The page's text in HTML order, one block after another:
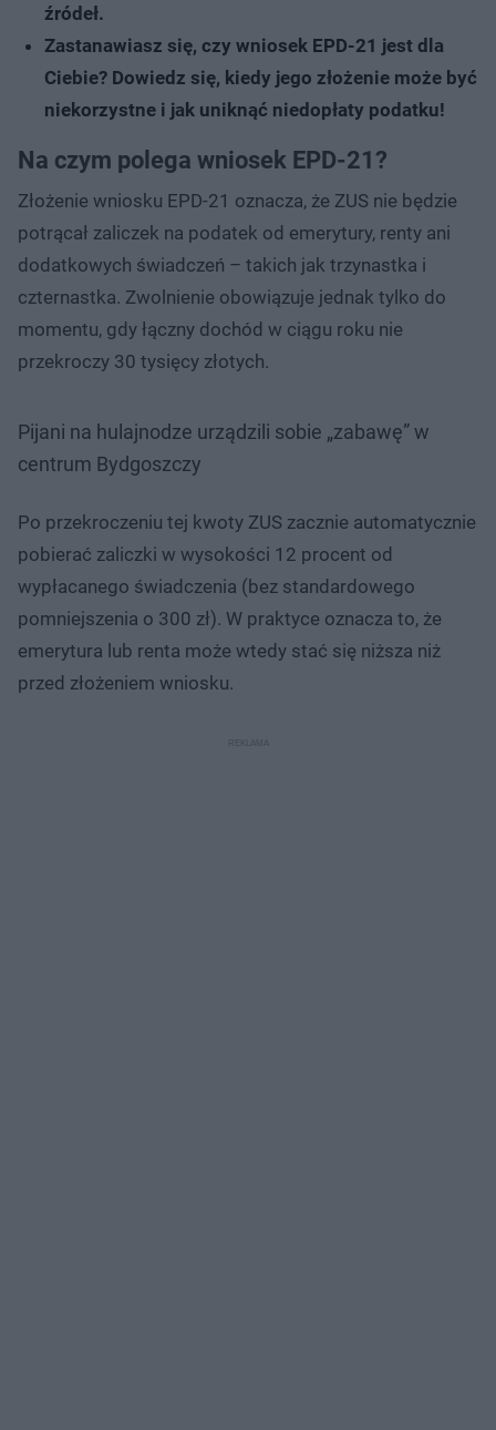
źródeł.
Zastanawiasz się, czy wniosek EPD-21 jest dla
Ciebie? Dowiedz się, kiedy jego złożenie może być
niekorzystne i jak uniknąć niedopłaty podatku!
Na czym polega wniosek EPD-21?
Złożenie wniosku EPD-21 oznacza, że ZUS nie będzie
potrącał zaliczek na podatek od emerytury, renty ani
dodatkowych świadczeń – takich jak trzynastka i
czternastka. Zwolnienie obowiązuje jednak tylko do
momentu, gdy łączny dochód w ciągu roku nie
przekroczy 30 tysięcy złotych.
Pijani na hulajnodze urządzili sobie „zabawę” w
centrum Bydgoszczy
Po przekroczeniu tej kwoty ZUS zacznie automatycznie
pobierać zaliczki w wysokości 12 procent od
wypłacanego świadczenia (bez standardowego
pomniejszenia o 300 zł). W praktyce oznacza to, że
emerytura lub renta może wtedy stać się niższa niż
przed złożeniem wniosku.